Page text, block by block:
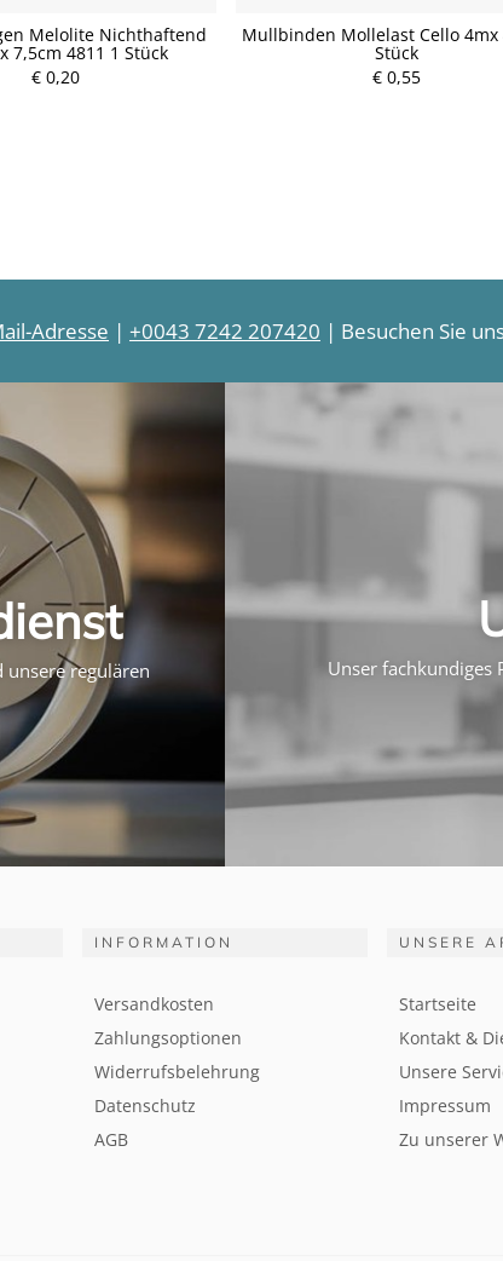
Melolite Nichthaftend
7,5cm 4811 1 Stück
€ 0,20
Mullbinden Mollelast Cello 4mx
Stück
€ 0,55
P P
Adresse | +0043 7242 207420 | Besuchen Sie
unsere regulären
Unser fachkundiges
INFORMATION
Versandkosten
Zahlungsoptionen
Widerrufsbelehrung
Datenschutz
AGB
UNSERE
Startseite
Kontakt &
Unsere
Impressum
Zu unserer